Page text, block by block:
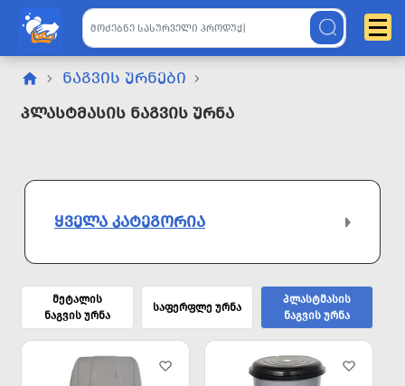
ᲜᲐᲒᲕᲘᲡ ᲣᲠᲜᲔᲑᲘ
Პლასტმასის Ნაგვის Ურნა
ᲧᲕᲔᲚᲐ ᲙᲐᲢᲔᲒᲝᲠᲘᲐ
მეტალის
ნაგვის ურნა
საფერფლე ურნა
პლასტმასის
ნაგვის ურნა